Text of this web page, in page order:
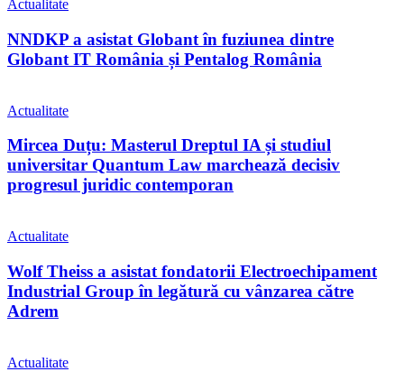
Actualitate
NNDKP a asistat Globant în fuziunea dintre
Globant IT România și Pentalog România
Actualitate
Mircea Duțu: Masterul Dreptul IA și studiul
universitar Quantum Law marchează decisiv
progresul juridic contemporan
Actualitate
Wolf Theiss a asistat fondatorii Electroechipament
Industrial Group în legătură cu vânzarea către
Adrem
Actualitate